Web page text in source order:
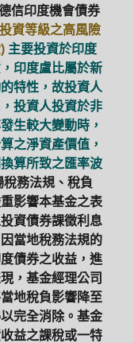
信印度機會債券
資等級之高風險
主要投資於印度
印度盧比屬於新
特性，故投資人
投資人投資於非
生較大變動時，
之淨資產價值，
算所致之匯率波
務法規、稅負
影響本基金之表
資債券課徵利息
當地稅務法規的
債券之收益，進
，基金經理公司
地稅負影響降至
完全消除。基金
益之課稅或一特